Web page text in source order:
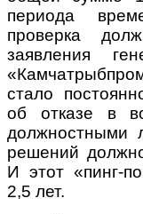
периода
проверка
заявления
стало
об отказе в
должностными
решений
И этот «пинг-
2,5 лет.